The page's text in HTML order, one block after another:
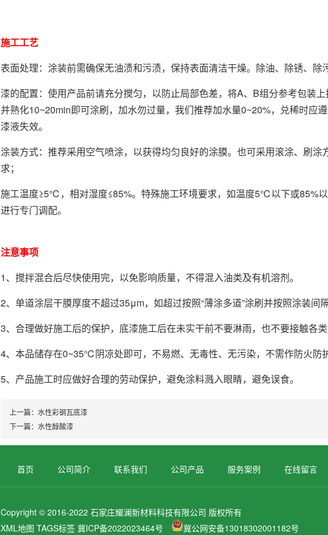
施工工艺
表面处理：涂装前需确保无油渍和污渍，保持表面清洁干燥。除油、除锈、除
漆的配置：使用产品前请充分搅匀，以防止局部色差，将A、B组分参考包装
并熟化10~20min即可涂刷，加水勿过量，我们推荐加水量0~20%，兑稀时应
漆液失效。
涂装方式：推荐采用空气喷涂，以获得均匀良好的涂膜。也可采用滚涂、刷
求；
施工温度≥5℃，相对湿度≤85%。特殊施工环境要求，如温度5℃以下或85%
进行专门调配。
注意事项
1、搅拌混合后尽快使用完，以免影响质量，不得混入油类及有机溶剂。
2、单道涂层干膜厚度不超过35μm，如超过按照“薄涂多道”涂刷并按照涂装间
3、合理做好施工后的保护，底漆施工后在未实干前不要淋雨，也不要接触各
4、本品储存在0~35℃阴凉处即可，不易燃、无毒性、无污染，不需作防火防
5、产品施工时应做好合理的劳动保护，避免涂料溅入眼睛，避免误食。
上一篇： 水性彩钢瓦底漆
下一篇： 水性醇酸漆
首页 公司简介 联系我们 公司产品 服务案例 在线留言
Copyright © 2016-2022 石家庄耀澜新材料科技有限公司 版权所有
XML地图 TAGS标签 冀ICP备2022023464号 冀公网安备13018302001182号